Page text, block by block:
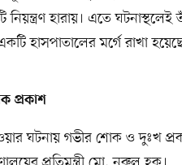
হারায়। এতে ঘটনাস্থলেই
হাসপাতালের মর্গে রাখা
প্রকাশ
ঘটনায় গভীর শোক ও দুঃখ